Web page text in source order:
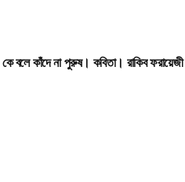
কে বলে কাঁদে না পুরুষ। কবিতা। রাকিব ফরায়েজী